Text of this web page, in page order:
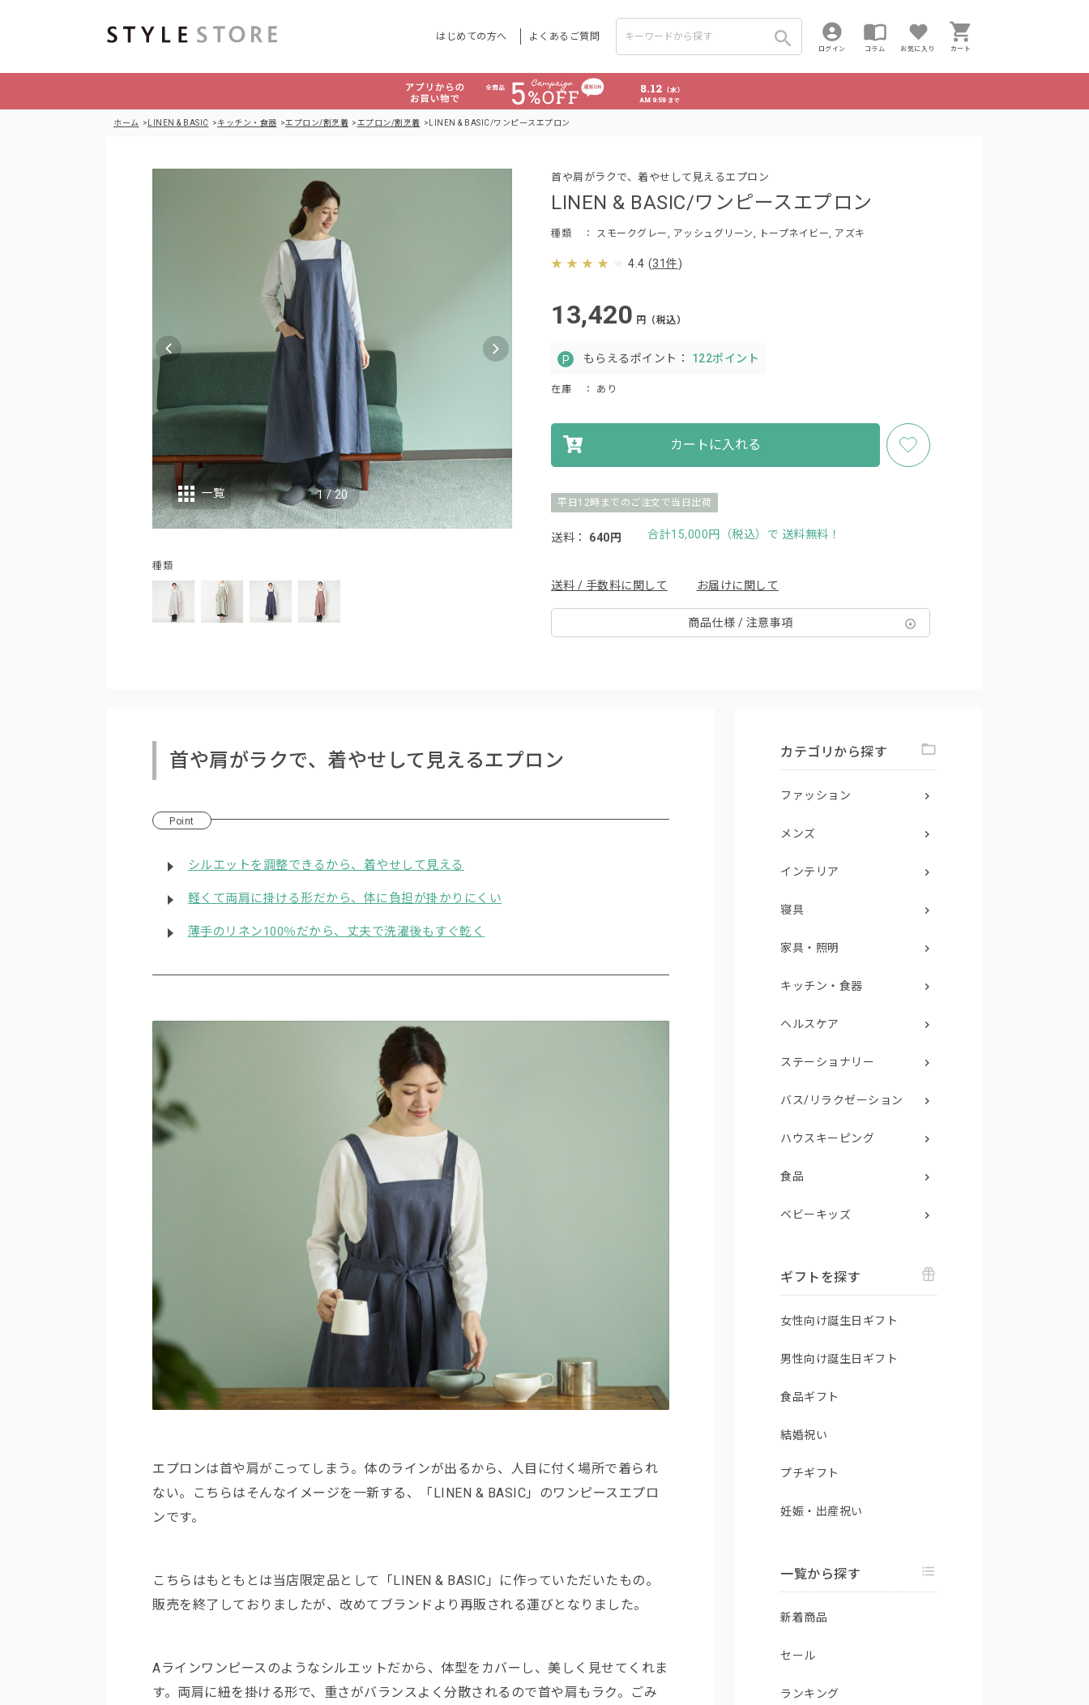
はじめての方へ よくあるご質問
ログイン コラム お気に入り カート
ホーム LINEN & BASIC キッチン・食器 エプロン/割烹着 エプロン/割烹着 LINEN & BASIC/ワンピースエプロン
LINEN & BASIC/ワンピースエプロン
首や肩がラクで、着やせして見えるエプロン
種類 ： スモークグレー, アッシュグリーン, トープネイビー, アズキ
4.4 (31件)
13,420 円（税込）
もらえるポイント： 122ポイント
在庫 ： あり
カートに入れる
平日12時までのご注文で当日出荷
送料： 640円 合計15,000円（税込）で 送料無料！
送料 / 手数料に関して お届けに関して
商品仕様 / 注意事項
1/20
一覧
種類
首や肩がラクで、着やせして見えるエプロン
Point
シルエットを調整できるから、着やせして見える
軽くて両肩に掛ける形だから、体に負担が掛かりにくい
薄手のリネン100％だから、丈夫で洗濯後もすぐ乾く
エプロンは首や肩がこってしまう。体のラインが出るから、人目に付く場所で着られ
ない。こちらはそんなイメージを一新する、「LINEN & BASIC」のワンピースエプロ
ンです。
こちらはもともとは当店限定品として「LINEN & BASIC」に作っていただいたもの。
販売を終了しておりましたが、改めてブランドより再販される運びとなりました。
Aラインワンピースのようなシルエットだから、体型をカバーし、美しく見せてくれま
す。両肩に紐を掛ける形で、重さがバランスよく分散されるので首や肩もラク。ごみ
カテゴリから探す
ファッション
メンズ
インテリア
寝具
家具・照明
キッチン・食器
ヘルスケア
ステーショナリー
バス/リラクゼーション
ハウスキーピング
食品
ベビーキッズ
ギフトを探す
女性向け誕生日ギフト
男性向け誕生日ギフト
食品ギフト
結婚祝い
プチギフト
妊娠・出産祝い
一覧から探す
新着商品
セール
ランキング